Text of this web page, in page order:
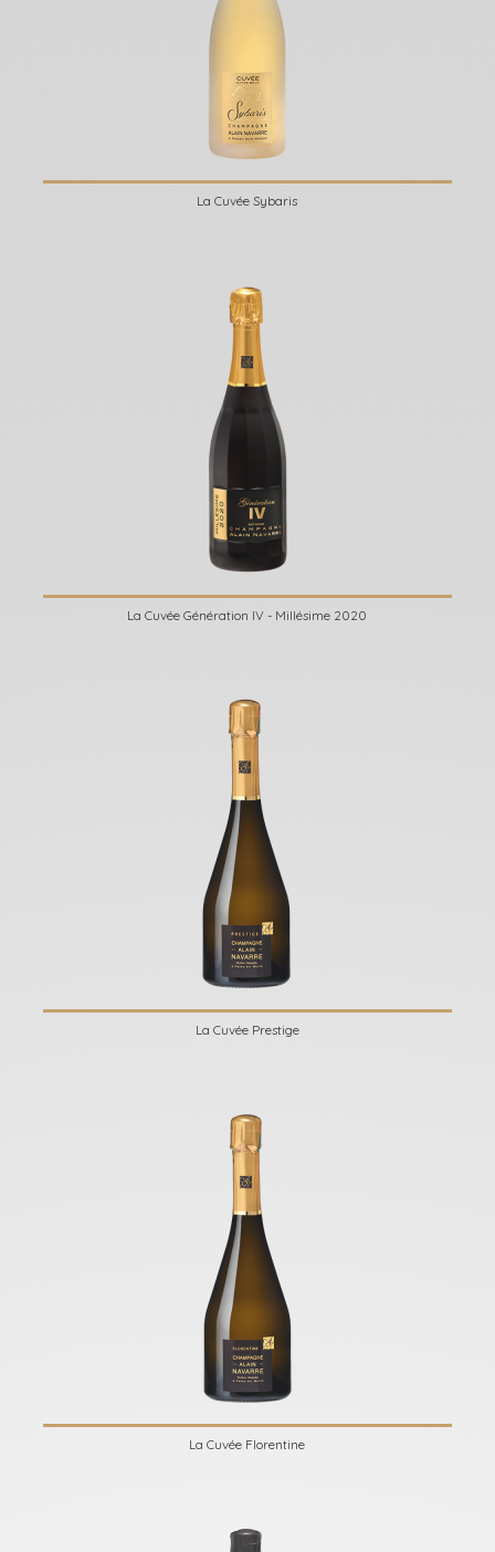
La Cuvée Sybaris
La Cuvée Génération IV - Millésime 2020
La Cuvée Prestige
La Cuvée Florentine